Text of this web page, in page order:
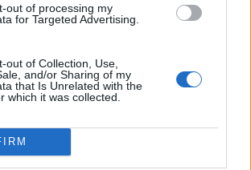
out of processing my
for Targeted Advertising.
out of Collection, Use,
and/or Sharing of my
that Is Unrelated with the
which it was collected.
a magyar
keresnek a többiek
is új korszakot hoz az Európai Unió
szabályozása, amely minden eddiginél
a vállalati javadalmazást: